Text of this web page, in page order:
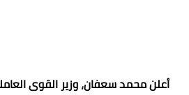
أعلن محمد سعفان، وزير القوى